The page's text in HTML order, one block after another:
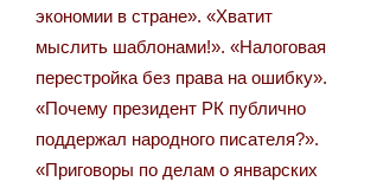
экономии в стране». «Хватит
мыслить шаблонами!». «Налоговая
перестройка без права на ошибку».
«Почему президент РК публично
поддержал народного писателя?».
«Приговоры по делам о январских